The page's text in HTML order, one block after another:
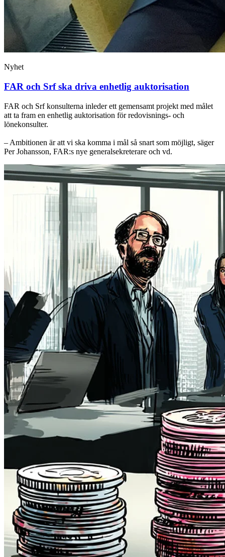
Nyhet
FAR och Srf ska driva enhetlig auktorisation
FAR och Srf konsulterna inleder ett gemensamt projekt med målet
att ta fram en enhetlig auktorisation för redovisnings- och
lönekonsulter.
– Ambitionen är att vi ska komma i mål så snart som möjligt, säger
Per Johansson, FAR:s nye generalsekreterare och vd.